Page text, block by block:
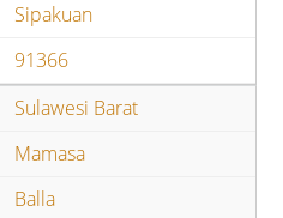
Sipakuan
91366
Sulawesi Barat
Mamasa
Balla